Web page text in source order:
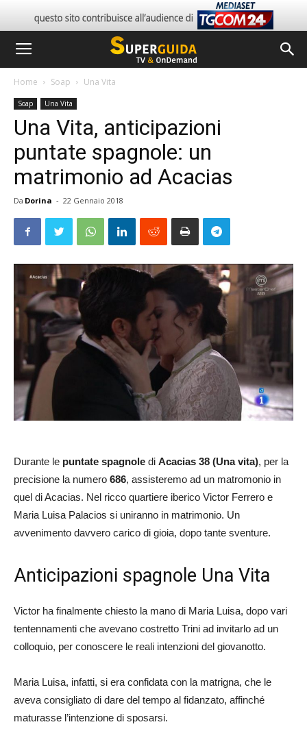
Home Soap Una Vita
Soap Una Vita
Una Vita, anticipazioni
puntate spagnole: un
matrimonio ad Acacias
Da Dorina - 22 Gennaio 2018
Durante le puntate spagnole di Acacias 38 (Una vita), per la
precisione la numero 686, assisteremo ad un matromonio in
quel di Acacias. Nel ricco quartiere iberico Victor Ferrero e
Maria Luisa Palacios si uniranno in matrimonio. Un
avvenimento davvero carico di gioia, dopo tante sventure.
Anticipazioni spagnole Una Vita
Victor ha finalmente chiesto la mano di Maria Luisa, dopo vari
tentennamenti che avevano costretto Trini ad invitarlo ad un
colloquio, per conoscere le reali intenzioni del giovanotto.
Maria Luisa, infatti, si era confidata con la matrigna, che le
aveva consigliato di dare del tempo al fidanzato, affinché
maturasse l’intenzione di sposarsi.